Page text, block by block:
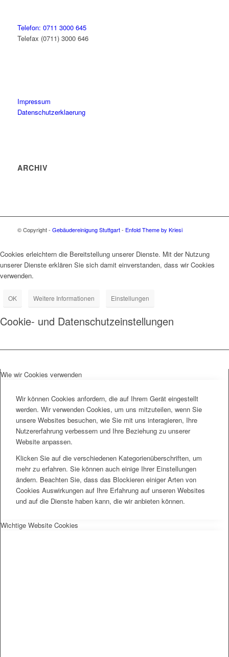
Telefon: 0711 3000 645
Telefax (0711) 3000 646
Impressum
Datenschutzerklaerung
ARCHIV
© Copyright - Gebäudereinigung Stuttgart- Enfold Theme by Kriesi
Cookies erleichtern die Bereitstellung unserer Dienste. Mit der Nutzung
unserer Dienste erklären Sie sich damit einverstanden, dass wir Cookies
verwenden.
OK Weitere Informationen Einstellungen
Cookie- und Datenschutzeinstellungen
Wie wir Cookies verwenden
Wir können Cookies anfordern, die auf Ihrem Gerät eingestellt
werden. Wir verwenden Cookies, um uns mitzuteilen, wenn Sie
unsere Websites besuchen, wie Sie mit uns interagieren, Ihre
Nutzererfahrung verbessern und Ihre Beziehung zu unserer
Website anpassen.
Klicken Sie auf die verschiedenen Kategorienüberschriften, um
mehr zu erfahren. Sie können auch einige Ihrer Einstellungen
ändern. Beachten Sie, dass das Blockieren einiger Arten von
Cookies Auswirkungen auf Ihre Erfahrung auf unseren Websites
und auf die Dienste haben kann, die wir anbieten können.
Wichtige Website Cookies